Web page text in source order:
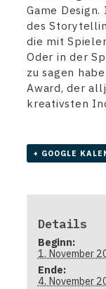
Game
des
die mit
Oder in der
zu sagen
Award, der
kreativsten
+ GOOGLE
Details
Beginn:
1. November
Ende:
4. November